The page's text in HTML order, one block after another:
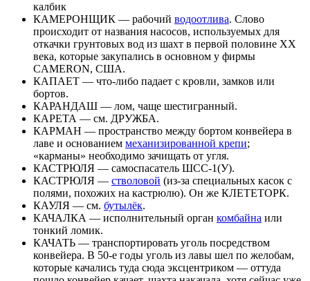
калбик
КАМЕРОНЩИК — рабочий водоотлива. Слово
происходит от названия насосов, используемых для
откачки грунтовых вод из шахт в первой половине XX
века, которые закупались в основном у фирмы
CAMERON, США.
КАПАЕТ — что-либо падает с кровли, замков или
бортов.
КАРАНДАШ — лом, чаще шестигранный.
КАРЕТА — см. ДРУЖБА.
КАРМАН — пространство между бортом конвейера в
лаве и основанием механизированной крепи;
«карманы» необходимо зачищать от угля.
КАСТРЮЛЯ — самоспасатель ШСС-1(У).
КАСТРЮЛЯ — стволовой (из-за специальных касок с
полями, похожих на кастрюлю). Он же КЛЕТЕТОРК.
КАУЛЯ — см. бутылёк.
КАЧАЛКА — исполнительный орган комбайна или
тонкий ломик.
КАЧАТЬ — транспортировать уголь посредством
конвейера. В 50-е годы уголь из лавы шел по желобам,
которые качались туда сюда эксцентриком — оттуда